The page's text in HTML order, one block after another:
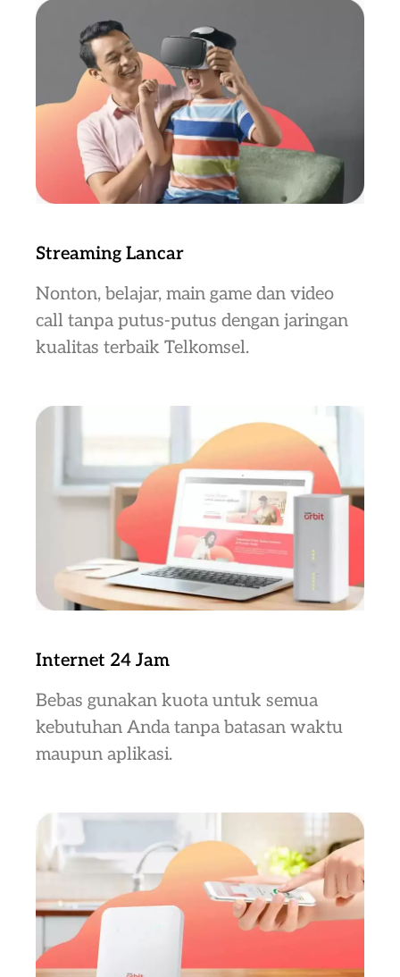
Streaming Lancar
Nonton, belajar, main game dan video
call tanpa putus-putus dengan jaringan
kualitas terbaik Telkomsel.
Internet 24 Jam
Bebas gunakan kuota untuk semua
kebutuhan Anda tanpa batasan waktu
maupun aplikasi.